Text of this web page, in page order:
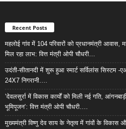
Recent Posts
महलोई गांव में 104 परिवारों को प्रधानमंत्री आवास,
मिल रहा लाभ: वित्त मंत्री ओपी चौधरी…
उदंती-सीतानदी में शुरू हुआ स्मार्ट सर्विलांस सिस्टम
24X7 निगरानी….
’देवलसुर्रा में विकास कार्यों को मिली नई गति,
भूमिपूजन’: वित्त मंत्री ओपी चौधरी….
मुख्यमंत्री विष्णु देव साय के नेतृत्व में गांवों के विकास